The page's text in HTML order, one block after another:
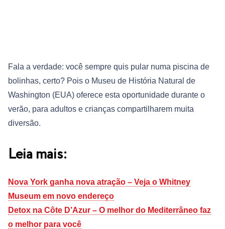
Fala a verdade: você sempre quis pular numa piscina de
bolinhas, certo? Pois o Museu de História Natural de
Washington (EUA) oferece esta oportunidade durante o
verão, para adultos e crianças compartilharem muita
diversão.
Leia mais:
Nova York ganha nova atração – Veja o Whitney
Museum em novo endereço
Detox na Côte D’Azur – O melhor do Mediterrâneo faz
o melhor para você